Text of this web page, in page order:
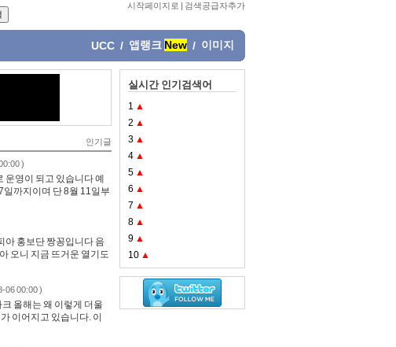
시작페이지로 | 검색공급자추가
UCC / 앱랭크 New / 이미지
인기글
)
영이 되고 있습니다 예
까지이며 단 8월 11일부
아 홍보단 짱꽁입니다 음
오니 지금 뜨거운 열기도
06 00:00 )
올해는 왜 이렇게 더울
이어지고 있습니다. 이
실시간 인기검색어
1 ▲
2 ▲
3 ▲
4 ▲
5 ▲
6 ▲
7 ▲
8 ▲
9 ▲
10 ▲